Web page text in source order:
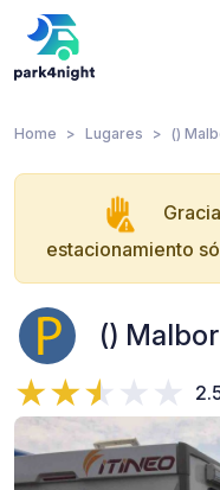
Home Lugares ()
estacionamiento
()